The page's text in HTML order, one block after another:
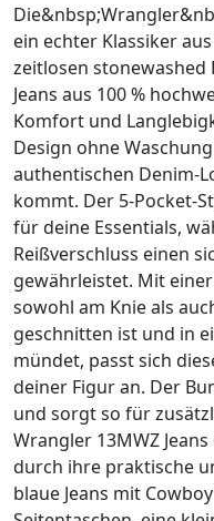
ein echter Klassiker
zeitlosen
Jeans aus 100 %
Komfort und
Design ohne
authentischen Denim-
kommt. Der 5-Pocket-
für deine Essentials,
Reißverschluss einen
gewährleistet. Mit
sowohl am Knie als
geschnitten ist und in
mündet, passt sich
deiner Figur an. Der
und sorgt so für
Wrangler 13MWZ
durch ihre praktische
blaue Jeans mit